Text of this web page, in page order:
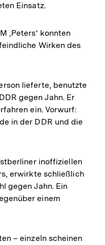
Einsatz.
‚Peters‘ konnten
Wirken des
lieferte, benutzte
gegen Jahn. Er
ein. Vorwurf:
in der DDR und die
inoffiziellen
erwirkte schließlich
gegen Jahn. Ein
einem
– einzeln scheinen